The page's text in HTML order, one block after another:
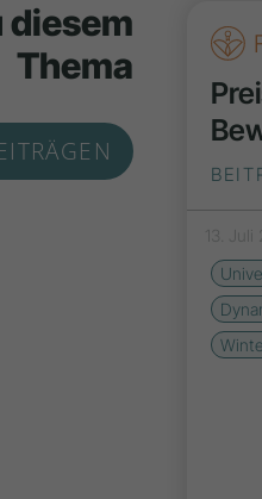
diesem
Thema
13. Juli